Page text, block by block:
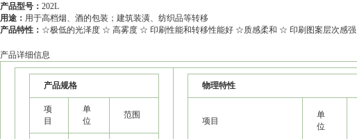
产品型号： 202L
用途： 用于高档烟、酒的包装；建筑装潢、纺织品等转移
产品特性： ☆极低的光泽度 ☆ 高雾度 ☆ 印刷性能和转移性能好 ☆质感柔和 ☆ 印刷图案层次感强
产品详细信息
产品规格
项
目
单
位
范围
物理特性
项目
单
位